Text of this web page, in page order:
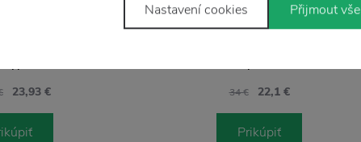
súprava Wildlife
23,93 €
SEBRA
34 € 22,1 €
Prikúpiť
Nastavení cookies Přijmout vše